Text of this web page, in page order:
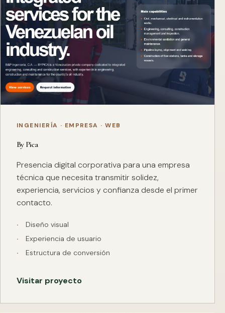
INGENIERÍA · EMPRESA · WEB
By Pica
Presencia digital corporativa para una empresa
técnica que necesita transmitir solidez,
experiencia, servicios y confianza desde el primer
contacto.
Diseño visual
Experiencia de usuario
Estructura de conversión
Visitar proyecto